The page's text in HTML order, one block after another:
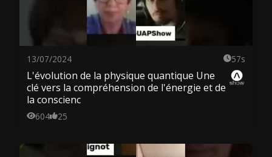
13/07/2024 57s
L'évolution de la physique quantique Une
clé vers la compréhension de l'énergie et de
la conscienc
604 25